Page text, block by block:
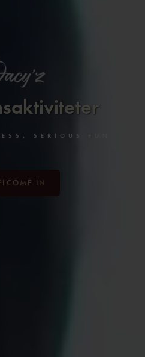
SERIOUS FUN
IN